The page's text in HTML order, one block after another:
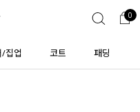
0
ENG
0
/집업 코트 패딩